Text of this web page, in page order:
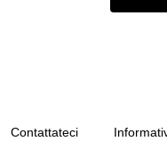
Contattateci